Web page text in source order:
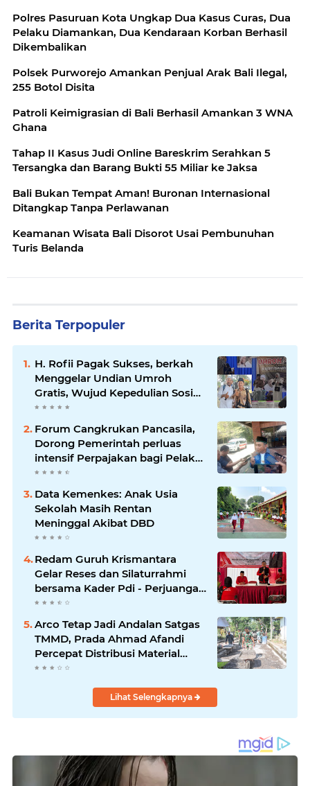
Polres Pasuruan Kota Ungkap Dua Kasus Curas, Dua
Pelaku Diamankan, Dua Kendaraan Korban Berhasil
Dikembalikan
Polsek Purworejo Amankan Penjual Arak Bali Ilegal,
255 Botol Disita
Patroli Keimigrasian di Bali Berhasil Amankan 3 WNA
Ghana
Tahap II Kasus Judi Online Bareskrim Serahkan 5
Tersangka dan Barang Bukti 55 Miliar ke Jaksa
Bali Bukan Tempat Aman! Buronan Internasional
Ditangkap Tanpa Perlawanan
Keamanan Wisata Bali Disorot Usai Pembunuhan
Turis Belanda
Berita Terpopuler
H. Rofii Pagak Sukses, berkah
Menggelar Undian Umroh
Gratis, Wujud Kepedulian Sosial
berbagi.
Forum Cangkrukan Pancasila,
Dorong Pemerintah perluas
intensif Perpajakan bagi Pelaku
Usaha UMKM.
Data Kemenkes: Anak Usia
Sekolah Masih Rentan
Meninggal Akibat DBD
Redam Guruh Krismantara
Gelar Reses dan Silaturrahmi
bersama Kader Pdi - Perjuangan
Se -Kecamatan Lawang.
Arco Tetap Jadi Andalan Satgas
TMMD, Prada Ahmad Afandi
Percepat Distribusi Material
Pengecoran
Lihat Selengkapnya